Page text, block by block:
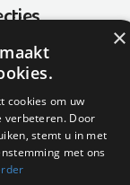
en populaire collecties
×
cookies om uw
verbeteren. Door
stemt u in met
met ons